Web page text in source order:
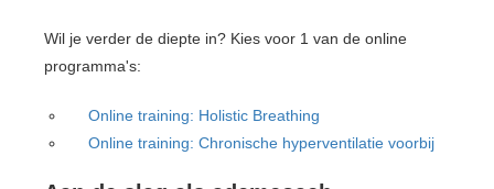
Wil je verder de diepte in? Kies voor 1 van de online
programma's:
Online training: Holistic Breathing
Online training: Chronische hyperventilatie voorbij